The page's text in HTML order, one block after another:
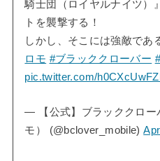
騎士団（ロイヤルナイツ）
トを襲撃する！
しかし、そこには強敵であ
ロモ #ブラッククローバー
pic.twitter.com/
— 【公式】ブラッククロー
モ） (@bclover_mobile)